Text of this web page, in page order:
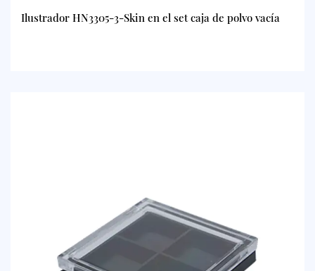
Ilustrador HN3305-3-Skin en el set caja de polvo vacía